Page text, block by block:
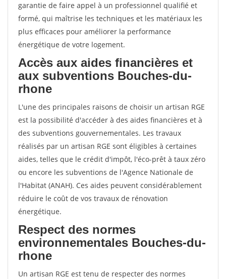
garantie de faire appel à un professionnel qualifié et
formé, qui maîtrise les techniques et les matériaux les
plus efficaces pour améliorer la performance
énergétique de votre logement.
Accès aux aides financières et
aux subventions Bouches-du-
rhone
L'une des principales raisons de choisir un artisan RGE
est la possibilité d'accéder à des aides financières et à
des subventions gouvernementales. Les travaux
réalisés par un artisan RGE sont éligibles à certaines
aides, telles que le crédit d'impôt, l'éco-prêt à taux zéro
ou encore les subventions de l'Agence Nationale de
l'Habitat (ANAH). Ces aides peuvent considérablement
réduire le coût de vos travaux de rénovation
énergétique.
Respect des normes
environnementales Bouches-du-
rhone
Un artisan RGE est tenu de respecter des normes